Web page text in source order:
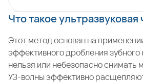
Что такое ультразвуковая
Этот метод основан на
эффективного дробления зубного
нельзя или небезопасно снимать
УЗ-волны эффективно